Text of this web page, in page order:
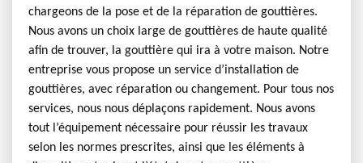
chargeons de la pose et de la réparation de gouttières.
Nous avons un choix large de gouttières de haute qualité
afin de trouver, la gouttière qui ira à votre maison. Notre
entreprise vous propose un service d’installation de
gouttières, avec réparation ou changement. Pour tous nos
services, nous nous déplaçons rapidement. Nous avons
tout l’équipement nécessaire pour réussir les travaux
selon les normes prescrites, ainsi que les éléments à